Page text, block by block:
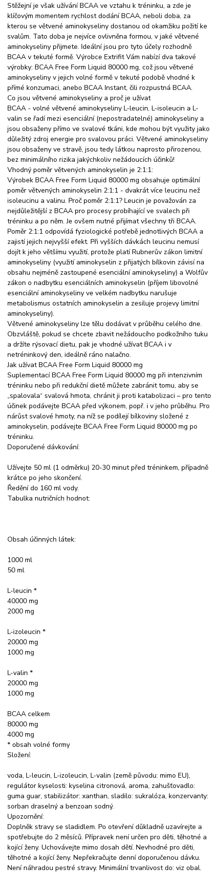
Stěžejní je však užívání BCAA ve vztahu k tréninku, a zde je
klíčovým momentem rychlost dodání BCAA, neboli doba, za
kterou se větvené aminokyseliny dostanou od okamžiku požití ke
svalům. Tato doba je nejvíce ovlivněna formou, v jaké větvené
aminokyseliny přijmete. Ideální jsou pro tyto účely rozhodně
BCAA v tekuté formě. Výrobce Extrifit Vám nabízí dva takové
výrobky: BCAA Free Form Liquid 80000 mg, což jsou větvené
aminokyseliny v jejich volné formě v tekuté podobě vhodné k
přímé konzumaci, anebo BCAA Instant, čili rozpustná BCAA.
Co jsou větvené aminokyseliny a proč je užívat
BCAA - volné větvené aminokyseliny L-leucin, L-isoleucin a L-
valin se řadí mezi esenciální (nepostradatelné) aminokyseliny a
jsou obsaženy přímo ve svalové tkáni, kde mohou být využity jako
důležitý zdroj energie pro svalovou práci. Větvené aminokyseliny
jsou obsaženy ve stravě, jsou tedy látkou naprosto přirozenou,
bez minimálního rizika jakýchkoliv nežádoucích účinků!
Vhodný poměr větvených aminokyselin je 2:1:1:
Výrobek BCAA Free Form Liquid 80000 mg obsahuje optimální
poměr větvených aminokyselin 2:1:1 - dvakrát více leucinu než
isoleucinu a valinu. Proč poměr 2:1:1? Leucin je považován za
nejdůležitější z BCAA pro procesy probíhající ve svalech při
tréninku a po něm. Je ovšem nutné přijímat všechny tři BCAA.
Poměr 2:1:1 odpovídá fyziologické potřebě jednotlivých BCAA a
zajistí jejich nejvyšší efekt. Při vyšších dávkách leucinu nemusí
dojít k jeho většímu využití, protože platí Rubnerův zákon limitní
aminokyseliny (využití aminokyselin z přijatých bílkovin závisí na
obsahu nejméně zastoupené esenciální aminokyseliny) a Wolfův
zákon o nadbytku esenciálních aminokyselin (příjem libovolné
esenciální aminokyseliny ve velkém nadbytku narušuje
metabolismus ostatních aminokyselin a zesiluje projevy limitní
aminokyseliny).
Větvené aminokyseliny lze tělu dodávat v průběhu celého dne.
Obzvláště, pokud se chcete zbavit nežádoucího podkožního tuku
a držíte rýsovací dietu, pak je vhodné užívat BCAA i v
netréninkový den, ideálně ráno nalačno.
Jak užívat BCAA Free Form Liquid 80000 mg
Suplementací BCAA Free Form Liquid 80000 mg při intenzivním
tréninku nebo při redukční dietě můžete zabránit tomu, aby se
„spalovala“ svalová hmota, chránit ji proti katabolizaci – pro tento
účinek podávejte BCAA před výkonem, popř. i v jeho průběhu. Pro
nárůst svalové hmoty, na níž se podílejí bílkoviny složené z
aminokyselin, podávejte BCAA Free Form Liquid 80000 mg po
tréninku.
Doporučené dávkování:
Užívejte 50 ml (1 odměrku) 20-30 minut před tréninkem, případně
krátce po jeho skončení.
Ředění do 160 ml vody.
Tabulka nutričních hodnot:
Obsah účinných látek:
1000 ml
50 ml
L-leucin *
40000 mg
2000 mg
L-izoleucin *
20000 mg
1000 mg
L-valin *
20000 mg
1000 mg
BCAA celkem
80000 mg
4000 mg
* obsah volné formy
Složení:
voda, L-leucin, L-izoleucin, L-valin (země původu: mimo EU),
regulátor kyselosti: kyselina citronová, aroma, zahušťovadlo:
guma guar, stabilizátor: xanthan, sladilo: sukralóza, konzervanty:
sorban draselný a benzoan sodný.
Upozornění:
Doplněk stravy se sladidlem. Po otevření důkladně uzavírejte a
spotřebujte do 2 měsíců. Přípravek není určen pro děti, těhotné a
kojící ženy. Uchovávejte mimo dosah dětí. Nevhodné pro děti,
těhotné a kojící ženy. Nepřekračujte denní doporučenou dávku.
Není náhradou pestré stravy. Minimální trvanlivost do: viz obal.